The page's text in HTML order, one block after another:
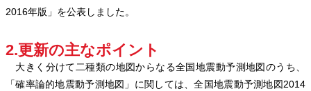
2016年版」を公表しました。
2.更新の主なポイント
大きく分けて二種類の地図からなる全国地震動予測地図のうち、
「確率論的地震動予測地図」に関しては、全国地震動予測地図2014